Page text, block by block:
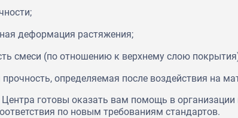
деформация растяжения;
смеси (по отношению к верхнему слою
прочность, определяемая после воздействия на
готовы оказать вам помощь в организации
по новым требованиям стандартов.